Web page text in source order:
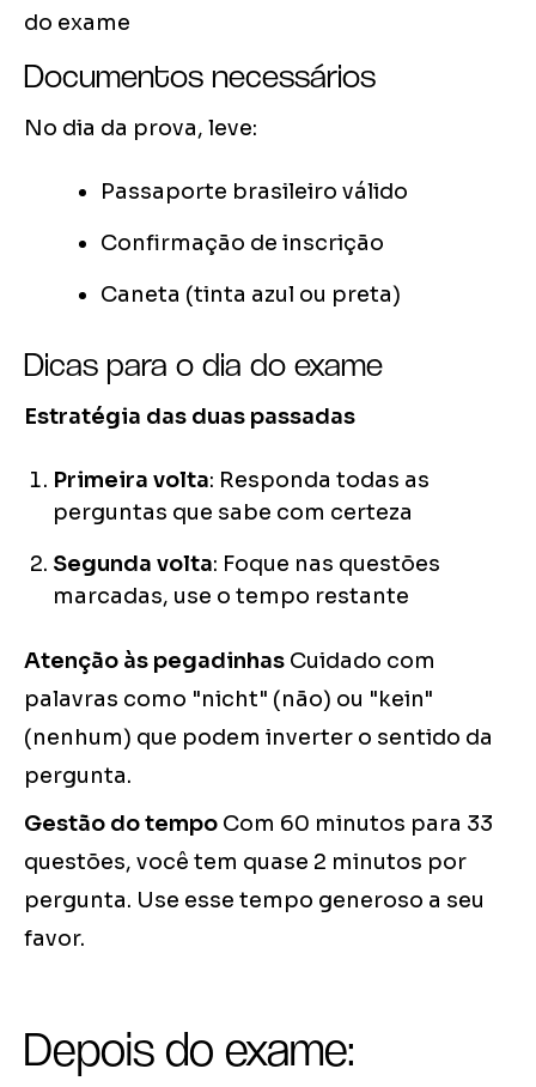
do exame
Documentos necessários
No dia da prova, leve:
Passaporte brasileiro válido
Confirmação de inscrição
Caneta (tinta azul ou preta)
Dicas para o dia do exame
Estratégia das duas passadas
Primeira volta: Responda todas as
perguntas que sabe com certeza
Segunda volta: Foque nas questões
marcadas, use o tempo restante
Atenção às pegadinhas Cuidado com
palavras como "nicht" (não) ou "kein"
(nenhum) que podem inverter o sentido da
pergunta.
Gestão do tempo Com 60 minutos para 33
questões, você tem quase 2 minutos por
pergunta. Use esse tempo generoso a seu
favor.
Depois do exame: